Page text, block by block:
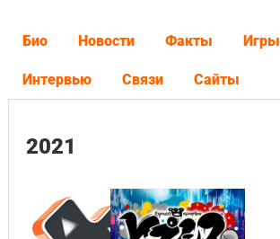
Био Новости Факты Игры
Интервью Связи Сайты
2021